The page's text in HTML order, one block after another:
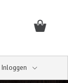
Inloggen